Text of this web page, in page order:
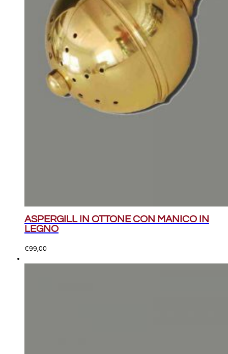
ASPERGILL IN OTTONE CON MANICO IN
LEGNO
€99,00